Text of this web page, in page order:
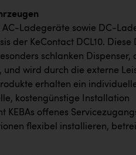
AC-Ladegeräte sowie DC-
der KeContact DCL10. Diese
schlanken Dispenser,
und wird durch die externe
erhalten ein
kostengünstige Installation
offenes
flexibel installieren,